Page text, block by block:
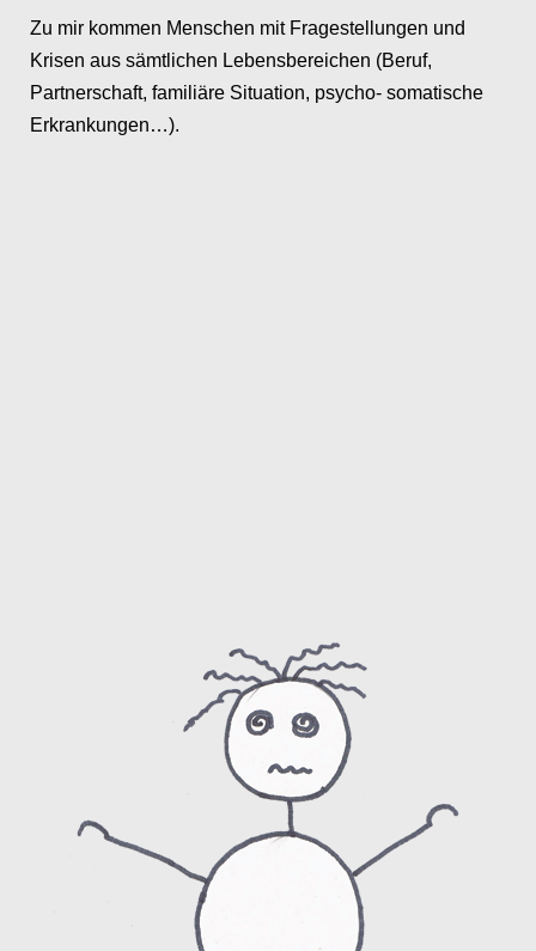
Zu mir kommen Menschen mit Fragestellungen und
Krisen aus sämtlichen Lebensbereichen (Beruf,
Partnerschaft, familiäre Situation, psycho- somatische
Erkrankungen…).